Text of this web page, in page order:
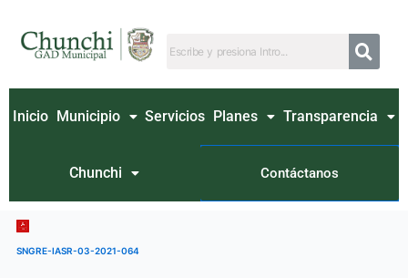
contenido
Inicio Municipio Servicios Planes Transparencia
Chunchi Contáctanos
SNGRE-IASR-03-2021-064